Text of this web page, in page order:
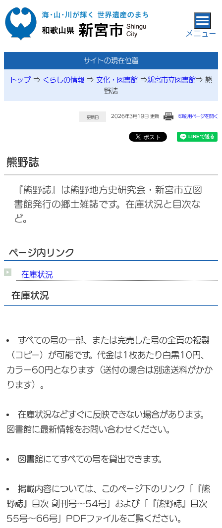
本文へ移動
メニュー
サイトの現在位置
トップ ⇒ くらしの情報 ⇒ 文化・図書館 ⇒新宮市立図書館⇒ 熊
野誌
更新日 2026年3月19日 更新 印刷用ページを開く
熊野誌
『熊野誌』は熊野地方史研究会・新宮市立図
書館発行の郷土雑誌です。在庫状況と目次な
ど。
ページ内リンク
在庫状況
在庫状況
すべての号の一部、または完売した号の全頁の複製
（コピー）が可能です。代金は1枚あたり白黒10円、
カラー60円となります（送付の場合は別途送料がかか
ります）。
在庫状況などすぐに反映できない場合があります。
図書館に最新情報をお問い合わせください。
図書館にてすべての号を貸出できます。
掲載内容については、このページ下のリンク「『熊
野誌』目次 創刊号～54号」および「『熊野誌』目次
55号～66号」PDFファイルをご覧ください。